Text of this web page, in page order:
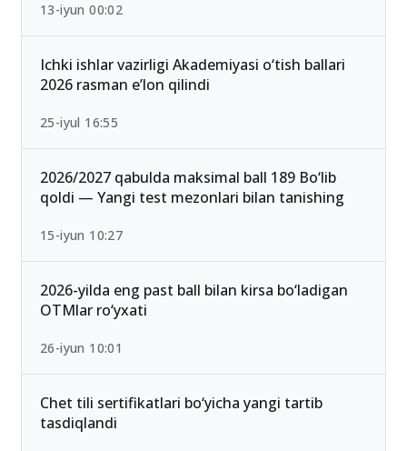
13-iyun 00:02
Ichki ishlar vazirligi Akademiyasi o‘tish ballari
2026 rasman e’lon qilindi
25-iyul 16:55
2026/2027 qabulda maksimal ball 189 Bo‘lib
qoldi — Yangi test mezonlari bilan tanishing
15-iyun 10:27
2026-yilda eng past ball bilan kirsa bo‘ladigan
OTMlar ro‘yxati
26-iyun 10:01
Chet tili sertifikatlari bo‘yicha yangi tartib
tasdiqlandi